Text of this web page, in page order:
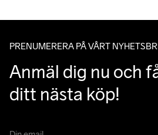
PRENUMERERA PÅ VÅRT
Anmäl dig nu och
ditt nästa köp!